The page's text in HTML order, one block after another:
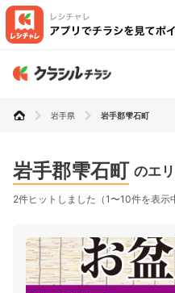
岩手県 岩手郡雫石町
岩手郡雫石町 のエ
2件ヒットしました（1〜10件を表示